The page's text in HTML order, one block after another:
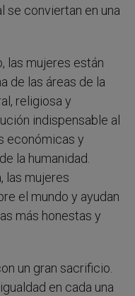
se conviertan en una
las mujeres están
de las áreas de la
religiosa y
indispensable al
económicas y
la humanidad.
las mujeres
el mundo y ayudan
más honestas y
un gran sacrificio.
en cada una